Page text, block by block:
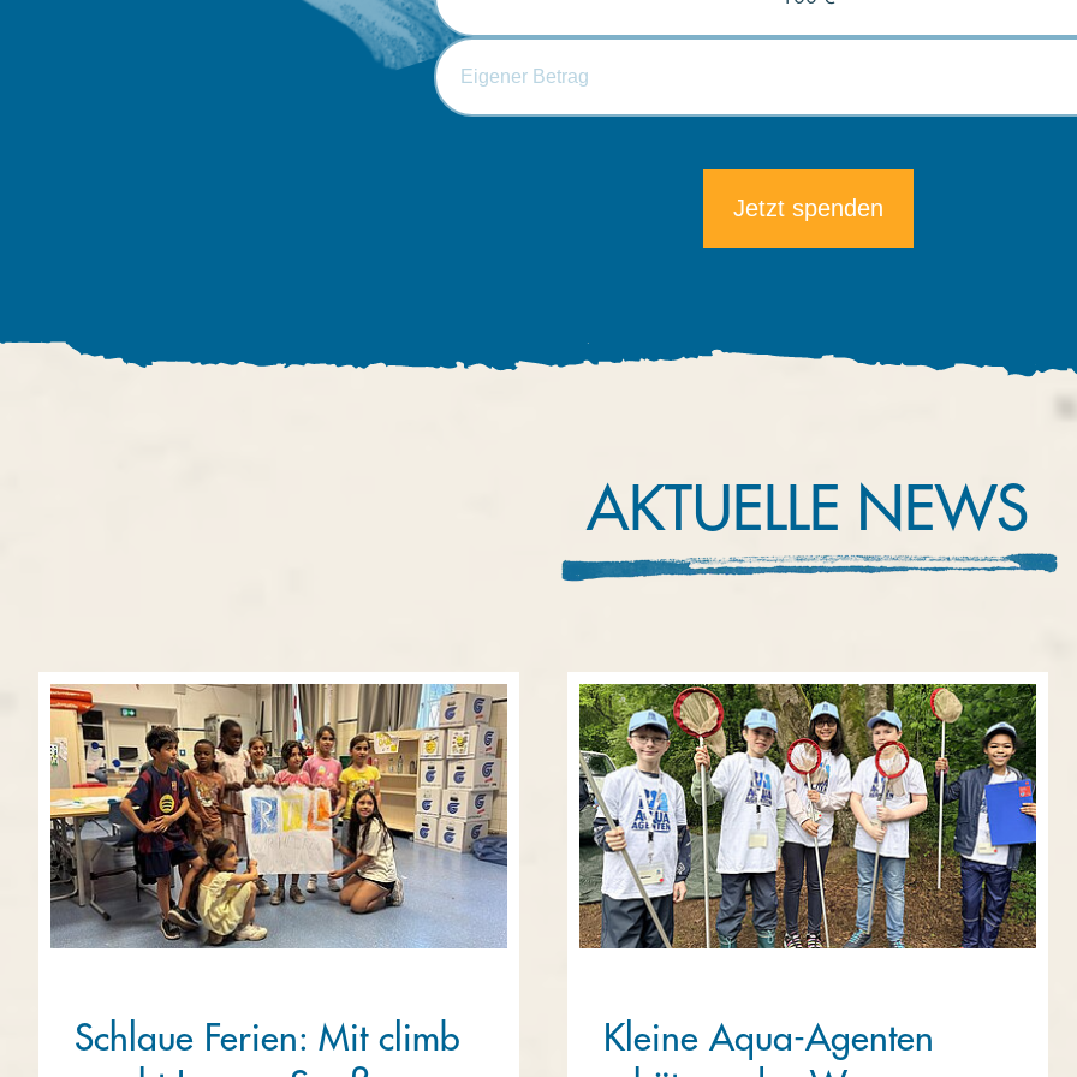
Die minimale Spende beträgt 5€.
AKTUELLE NEWS
Schlaue Ferien: Mit climb
Kleine Aqua-Agenten